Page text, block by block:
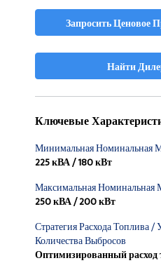
Запросить Ценовое
Найти
Ключевые
Минимальная Номинальная
225 кВА / 180 кВт
Максимальная Номинальная
250 кВА / 200 кВт
Стратегия Расхода Топлива
Количества Выбросов
Оптимизированный расход